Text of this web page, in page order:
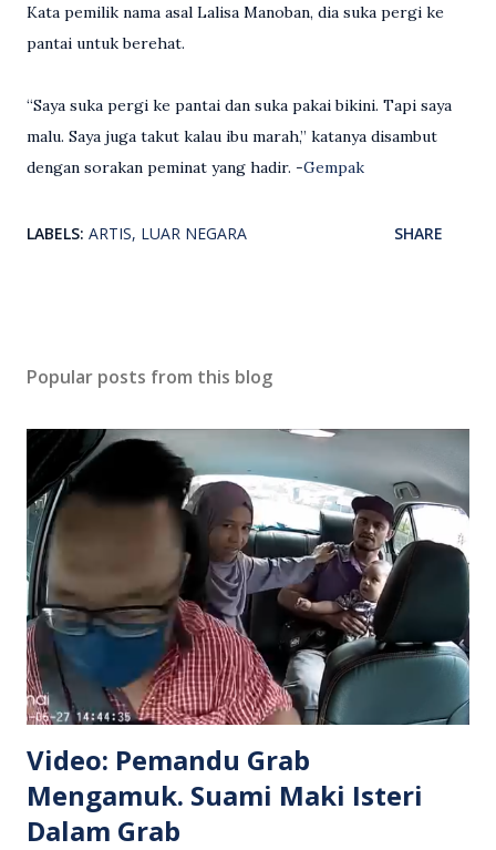
Kata pemilik nama asal Lalisa Manoban, dia suka pergi ke
pantai untuk berehat.
“Saya suka pergi ke pantai dan suka pakai bikini. Tapi saya
malu. Saya juga takut kalau ibu marah,” katanya disambut
dengan sorakan peminat yang hadir. -Gempak
LABELS: ARTIS LUAR NEGARA SHARE
Popular posts from this blog
Video: Pemandu Grab
Mengamuk. Suami Maki Isteri
Dalam Grab